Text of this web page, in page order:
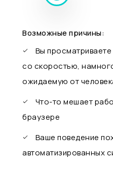
Возможные причины:
Вы просматриваете
со скоростью,
ожидаемую от
Что-то мешает
браузере
Ваше поведение
автоматизированных